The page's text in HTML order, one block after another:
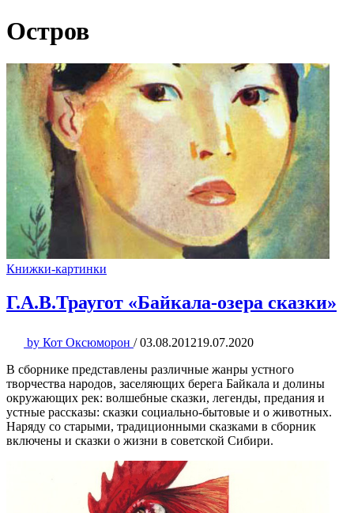
Остров
Книжки-картинки
Г.А.В.Траугот «Байкала-озера сказки»
by Кот Оксюморон / 03.08.201219.07.2020
В сборнике представлены различные жанры устного
творчества народов, заселяющих берега Байкала и долины
окружающих рек: волшебные сказки, легенды, предания и
устные рассказы: сказки социально-бытовые и о животных.
Наряду со старыми, традиционными сказками в сборник
включены и сказки о жизни в советской Сибири.